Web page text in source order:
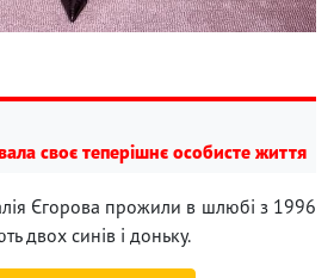
своє теперішнє особисте життя
Єгорова прожили в шлюбі з 1996
двох синів і доньку.